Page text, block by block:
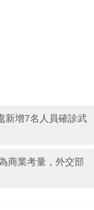
新增7名人員確診武
商業考量，外交部